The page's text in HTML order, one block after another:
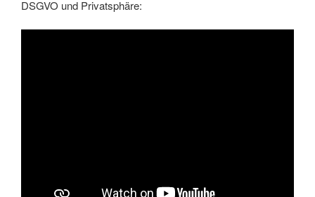
DSGVO und Privatsphäre: